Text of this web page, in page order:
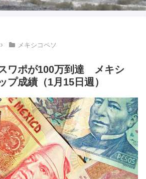
メキシコペソ
ワポが100万到達 メキシ
プ成績（1月15日週）